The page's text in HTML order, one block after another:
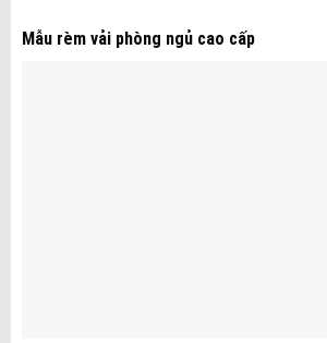
Mẫu rèm vải phòng ngủ cao cấp